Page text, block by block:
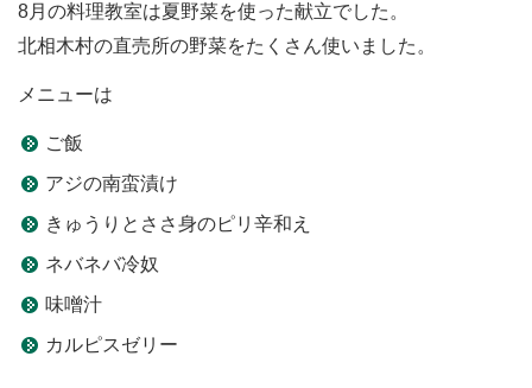
8月の料理教室は夏野菜を使った献立でした。
北相木村の直売所の野菜をたくさん使いました。
メニューは
ご飯
アジの南蛮漬け
きゅうりとささ身のピリ辛和え
ネバネバ冷奴
味噌汁
カルピスゼリー